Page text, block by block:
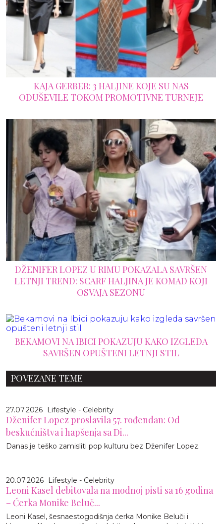
KAJA GERBER: 3 HALJINE KOJE SU NAS
ODUŠEVILE TOKOM PROMOTIVNE TURNEJE
DŽENIFER LOPEZ U RIMU POKAZALA SAVRŠEN
LETNJI TREND: SCARF HALJINA JE KOMAD KOJI
OSVAJA SEZONU
BEKAMOVI NA IBICI POKAZUJU KAKO IZGLEDA
SAVRŠEN OPUŠTENI LETNJI STIL
POVEZANE TEME
27.07.2026 Lifestyle - Celebrity
Dženifer Lopez proslavila 57. rođendan: Od
beskućništva i hapšenja sa Di...
Danas je teško zamisliti pop kulturu bez Dženifer Lopez.
20.07.2026 Lifestyle - Celebrity
Leoni Kasel debitovala na modnoj pisti sa 16 godina
– Ćerka Monike Beluč...
Leoni Kasel, šesnaestogodišnja ćerka Monike Beluči i